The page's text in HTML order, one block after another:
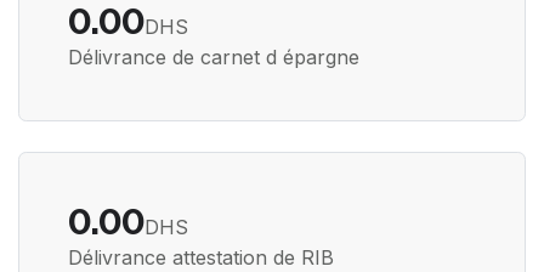
0.00DHS
Délivrance de carnet d épargne
0.00DHS
Délivrance attestation de RIB